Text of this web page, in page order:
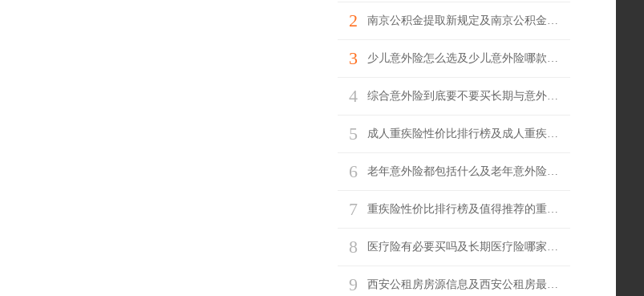
2 南京公积金提取新规定及南京公积金网上怎么提取
3 少儿意外险怎么选及少儿意外险哪款产品好
4 综合意外险到底要不要买长期与意外险哪家好
5 成人重疾险性价比排行榜及成人重疾险推荐
6 老年意外险都包括什么及老年意外险怎么陪
7 重疾险性价比排行榜及值得推荐的重疾险
8 医疗险有必要买吗及长期医疗险哪家最实惠
9 西安公租房房源信息及西安公租房最新消息